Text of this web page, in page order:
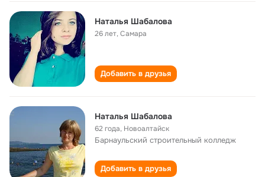
Наталья Шабалова
26 лет,Самара
Добавить в друзья
Наталья Шабалова
62 года, Новоалтайск
Барнаульский строительный колледж
Добавить в друзья